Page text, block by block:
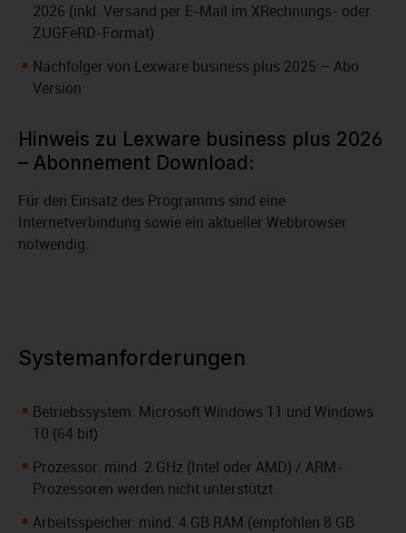
2026 (inkl. Versand per E-Mail im XRechnungs- oder
ZUGFeRD-Format)
Nachfolger von Lexware business plus 2025 – Abo
Version
Hinweis zu Lexware business plus 2026
– Abonnement Download:
Für den Einsatz des Programms sind eine
Internetverbindung sowie ein aktueller Webbrowser
notwendig.
Systemanforderungen
Betriebssystem: Microsoft Windows 11 und Windows
10 (64 bit)
Prozessor: mind. 2 GHz (Intel oder AMD) / ARM-
Prozessoren werden nicht unterstützt
Arbeitsspeicher: mind. 4 GB RAM (empfohlen 8 GB